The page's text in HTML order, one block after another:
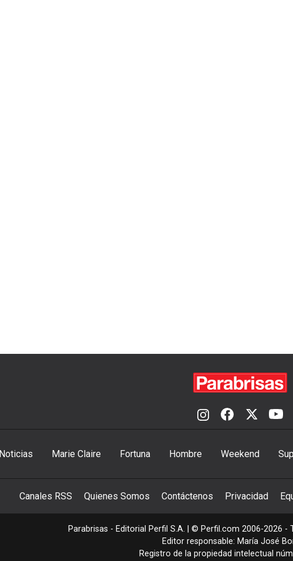
Noticias Marie Claire Fortuna Hombre Weekend
Canales RSS Quienes Somos Contáctenos Privacidad
Parabrisas - Editorial Perfil S.A. | © Perfil.com 2006-2026 -
Editor responsable: María José
Registro de la propiedad intelectual